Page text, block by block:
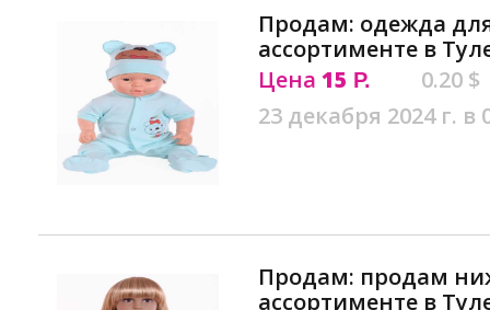
Продам: одежда
ассортименте в
Цена 15 Р.
0.20 $
23 декабря 2024 г. в
Продам: продам
ассортименте в